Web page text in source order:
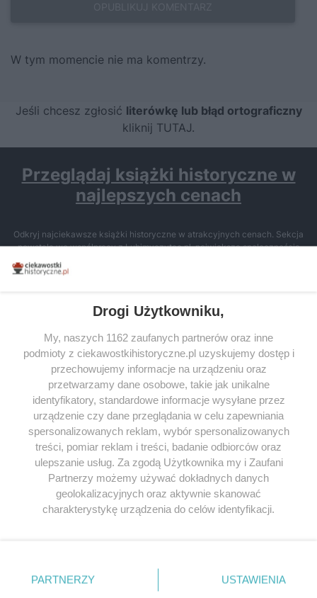
W tym momencie nie ma komentrzy.
Jeśli chcesz zgłosić literówkę lub błąd ortograficzny
kliknij TUTAJ.
Przeglądaj książki historyczne w
najlepszych cenach
Odkryj najciekawsze książki historyczne w atrakcyjnych cenach. Sekcja
powstała we współpracy z Lubimyczytac.pl, największą społecznością
miłośników literatury w Polsce – dzięki temu możesz wybierać spośród
tytułów najwyżej ocenianych przez czytelników.
SERWIS
SPOŁECZNOŚĆ
WSPÓŁPRACA
KONTAKT
ODWIEDŹ RÓWNIEŻ:
Drogi Użytkowniku,
My, naszych 1162 zaufanych partnerów oraz inne
podmioty z ciekawostkihistoryczne.pl uzyskujemy dostęp i
przechowujemy informacje na urządzeniu oraz
przetwarzamy dane osobowe, takie jak unikalne
identyfikatory, standardowe informacje wysyłane przez
urządzenie czy dane przeglądania w celu zapewniania
spersonalizowanych reklam, wybór spersonalizowanych
treści, pomiar reklam i treści, badanie odbiorców oraz
ulepszanie usług. Za zgodą Użytkownika my i Zaufani
Partnerzy możemy używać dokładnych danych
geolokalizacyjnych oraz aktywnie skanować
charakterystykę urządzenia do celów identyfikacji.
zmienić/wycofać klikając przycisk ustawień prywatności
znajdujący się w lewym dolnym rogu strony
. Niektóre
PARTNERZY USTAWIENIA